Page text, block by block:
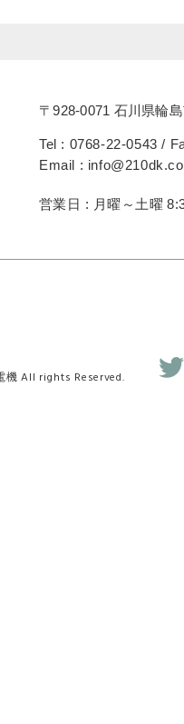
〒928-0071 石川県輪
Tel : 0768-22-0543 /
Email :
営業日 : 月曜～土曜
機 All rights Reserved.